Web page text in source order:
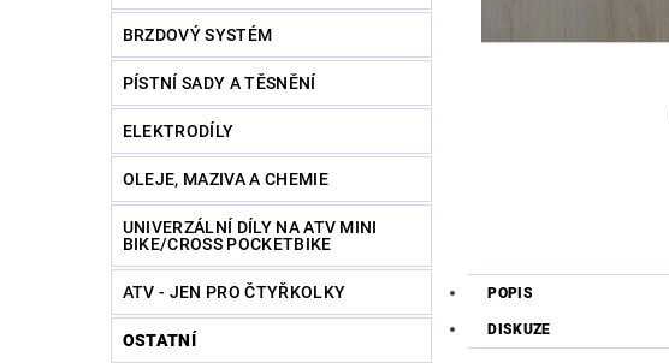
BRZDOVÝ SYSTÉM
PÍSTNÍ SADY A TĚSNĚNÍ
ELEKTRODÍLY
OLEJE, MAZIVA A CHEMIE
UNIVERZÁLNÍ DÍLY NA ATV MINI
BIKE/CROSS POCKETBIKE
ATV - JEN PRO ČTYŘKOLKY
OSTATNÍ
POPIS
DISKUZE